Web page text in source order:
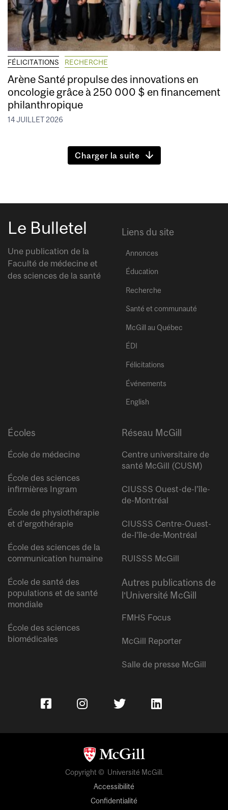
FÉLICITATIONS RECHERCHE
Arène Santé propulse des innovations en
oncologie grâce à 250 000 $ en financement
philanthropique
14 JUILLET 2026
Charger la suite
Le Bulletel
Une publication de la
Faculté de médecine et
des sciences de la santé
Liens du site
Annonces
Éducation
Recherche
Santé et communauté
McGill au Québec
ÉDI
Félicitations
Événements
English
Écoles
École de médecine
École des sciences
infirmières Ingram
École de physiothérapie
et d’ergothérapie
École des sciences de la
communication humaine
École de santé des
populations et de santé
mondiale
École des sciences
biomédicales
Réseau McGill
Centre universitaire de
santé McGill (CUSM)
CIUSSS Ouest-de-l’île-
de-Montréal
CIUSSS Centre-Ouest-
de-l’île-de-Montréal
RUISSS McGill
Autres publications de
l’Université McGill
FMHS Focus
McGill Reporter
Salle de presse McGill
Copyright © Université McGill.
Accessibilité
Confidentialité